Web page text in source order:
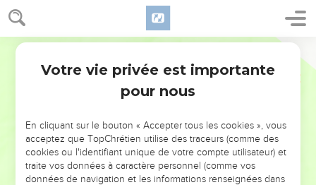
NE MANQUEZ PAS L’ÉVÉNEMENT
DE L’ANNÉE !
ET SI LEURS ERREURS POUVAIENT VOUS ÉVITER LES
VOTRES ?
Votre vie privée est importante
pour nous
En cliquant sur le bouton « Accepter tous les cookies », vous
acceptez que TopChrétien utilise des traceurs (comme des
cookies ou l'identifiant unique de votre compte utilisateur) et
traite vos données à caractère personnel (comme vos
données de navigation et les informations renseignées dans